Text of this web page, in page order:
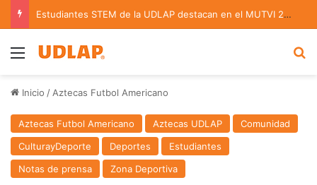
Estudiantes STEM de la UDLAP destacan en el MUTVI 2026
Menu
Inicio / Aztecas Futbol Americano
Aztecas Futbol Americano Aztecas UDLAP
Comunidad
CulturayDeporte
Deportes
Estudiantes
Notas de prensa
Zona Deportiva